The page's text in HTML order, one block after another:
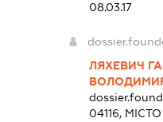
08.03.17
ЛЯХЕВИЧ
04116,